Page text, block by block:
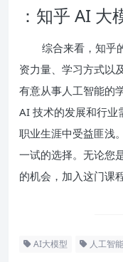
：知乎 AI 大
综合来看，知乎
资力量、学习方式以
有意从事人工智能的
AI 技术的发展和行业
职业生涯中受益匪浅
一试的选择。无论您
的机会，加入这门课
AI大模型 人工智能